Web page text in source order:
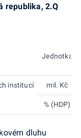
republika, 2.Q
Jednotka
institucí mil. Kč
% (HDP)
dluhu